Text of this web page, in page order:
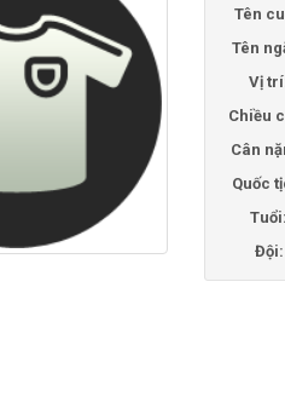
Tên
Tên
Vị
Chiều
Cân
Quốc
Tuổi:
Đội: